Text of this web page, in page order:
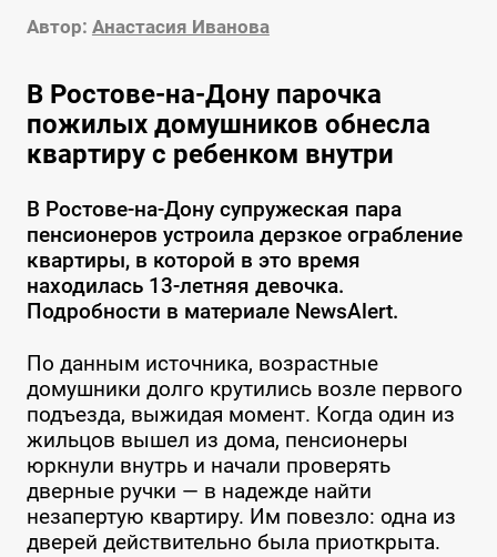
Автор: Анастасия Иванова
В Ростове-на-Дону парочка
пожилых домушников обнесла
квартиру с ребенком внутри
В Ростове-на-Дону супружеская пара
пенсионеров устроила дерзкое ограбление
квартиры, в которой в это время
находилась 13-летняя девочка.
Подробности в материале NewsAlert.
По данным источника, возрастные
домушники долго крутились возле первого
подъезда, выжидая момент. Когда один из
жильцов вышел из дома, пенсионеры
юркнули внутрь и начали проверять
дверные ручки — в надежде найти
незапертую квартиру. Им повезло: одна из
дверей действительно была приоткрыта.